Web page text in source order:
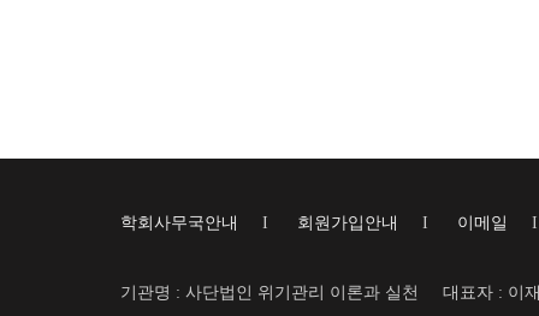
학회사무국안내 I 회원가입안내 I 이메일
기관명 : 사단법인 위기관리 이론과 실천
대표자 : 이